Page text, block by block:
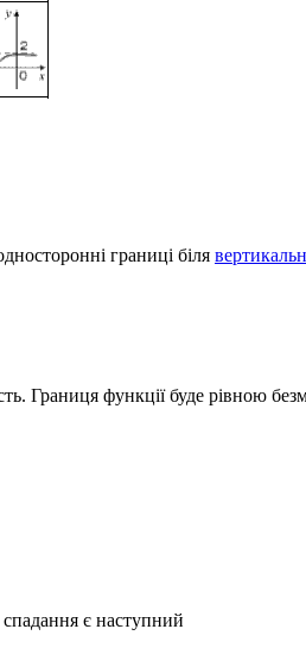
границі біля
Границя функції буде рівною
є наступний